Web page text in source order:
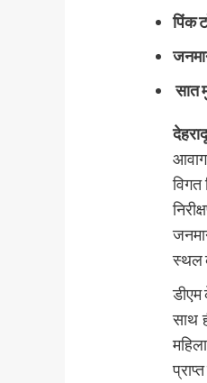
पिंक
सात
स्थल
डीएम
साथ